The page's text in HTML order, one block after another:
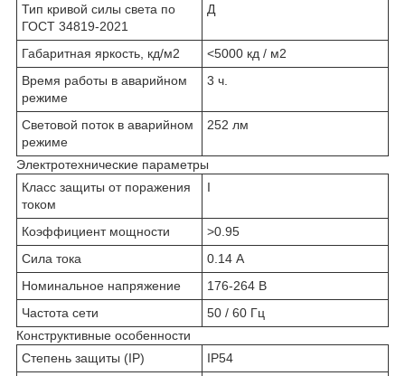
Тип кривой силы света по
ГОСТ 34819-2021
Д
Габаритная яркость, кд/м2
<5000 кд / м2
Время работы в аварийном
режиме
3 ч.
Световой поток в аварийном
режиме
252 лм
Электротехнические параметры
Класс защиты от поражения
током
I
Коэффициент мощности
>0.95
Сила тока
0.14 А
Номинальное напряжение
176-264 В
Частота сети
50 / 60 Гц
Конструктивные особенности
Степень защиты (IP)
IP54